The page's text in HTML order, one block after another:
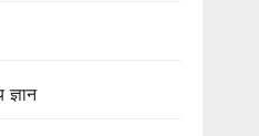
ज्ञान